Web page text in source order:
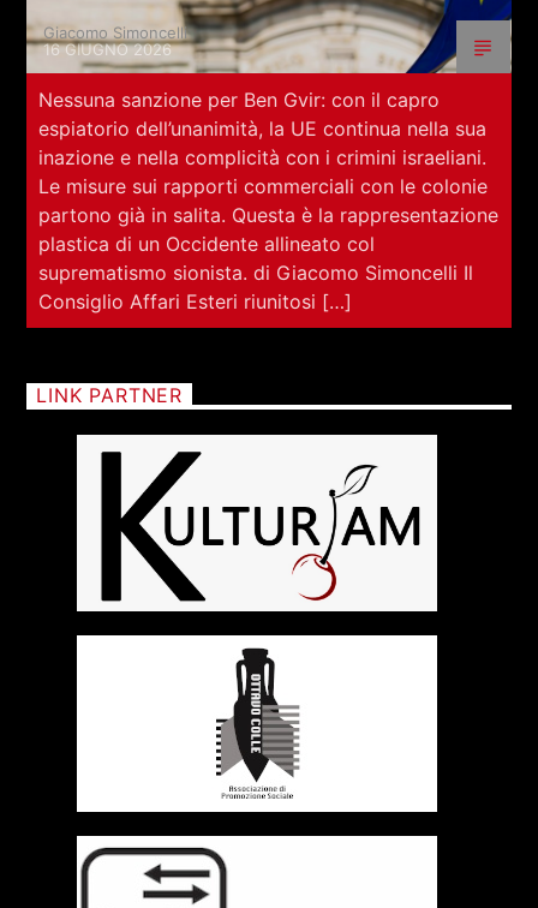
Giacomo Simoncelli
16 GIUGNO 2026
Nessuna sanzione per Ben Gvir: con il capro
espiatorio dell’unanimità, la UE continua nella sua
inazione e nella complicità con i crimini israeliani.
Le misure sui rapporti commerciali con le colonie
partono già in salita. Questa è la rappresentazione
plastica di un Occidente allineato col
suprematismo sionista. di Giacomo Simoncelli Il
Consiglio Affari Esteri riunitosi […]
LINK PARTNER